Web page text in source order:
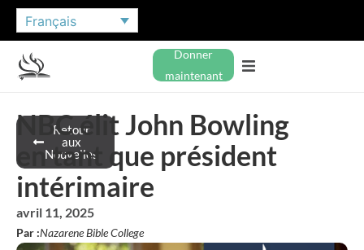
Français
Donner
maintenant
Retour
aux
Nouvelles
NBC élit John Bowling
en tant que président
intérimaire
avril 11, 2025
Par :Nazarene Bible College